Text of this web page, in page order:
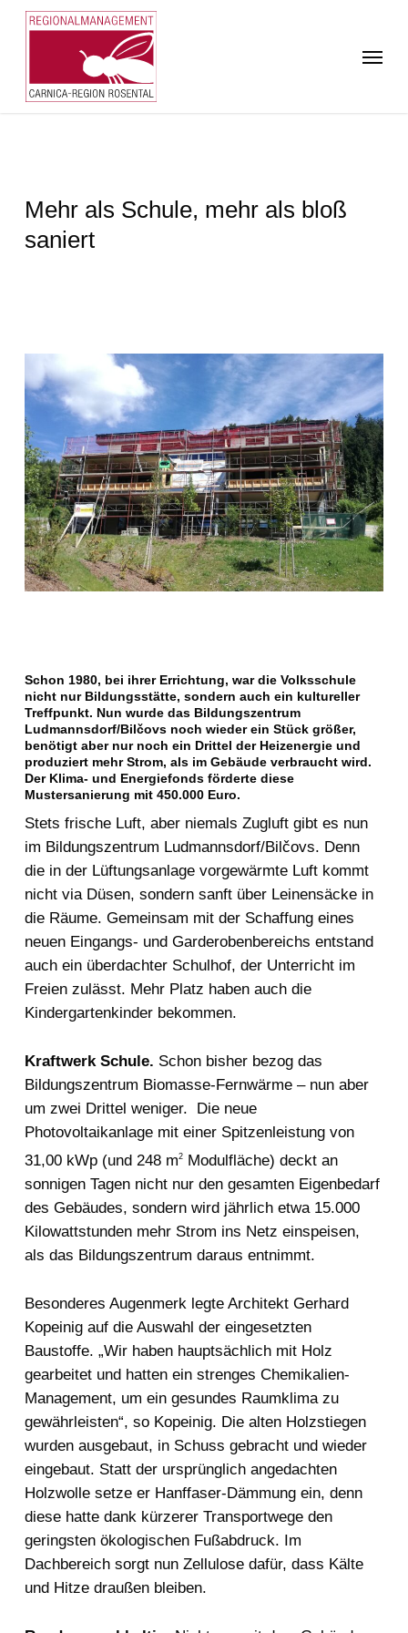
Skip
content
Menu
Mehr als Schule, mehr als bloß
saniert
Schon 1980, bei ihrer Errichtung, war die Volksschule
nicht nur Bildungsstätte, sondern auch ein kultureller
Treffpunkt. Nun wurde das Bildungszentrum
Ludmannsdorf/Bilčovs noch wieder ein Stück größer,
benötigt aber nur noch ein Drittel der Heizenergie und
produziert mehr Strom, als im Gebäude verbraucht wird.
Der Klima- und Energiefonds förderte diese
Mustersanierung mit 450.000 Euro.
Stets frische Luft, aber niemals Zugluft gibt es nun
im Bildungszentrum Ludmannsdorf/Bilčovs. Denn
die in der Lüftungsanlage vorgewärmte Luft kommt
nicht via Düsen, sondern sanft über Leinensäcke in
die Räume. Gemeinsam mit der Schaffung eines
neuen Eingangs- und Garderobenbereichs entstand
auch ein überdachter Schulhof, der Unterricht im
Freien zulässt. Mehr Platz haben auch die
Kindergartenkinder bekommen.
Kraftwerk Schule. Schon bisher bezog das
Bildungszentrum Biomasse-Fernwärme – nun aber
um zwei Drittel weniger. Die neue
Photovoltaikanlage mit einer Spitzenleistung von
31,00 kWp (und 248 m2Modulfläche) deckt an
sonnigen Tagen nicht nur den gesamten Eigenbedarf
des Gebäudes, sondern wird jährlich etwa 15.000
Kilowattstunden mehr Strom ins Netz einspeisen,
als das Bildungszentrum daraus entnimmt.
Besonderes Augenmerk legte Architekt Gerhard
Kopeinig auf die Auswahl der eingesetzten
Baustoffe. „Wir haben hauptsächlich mit Holz
gearbeitet und hatten ein strenges Chemikalien-
Management, um ein gesundes Raumklima zu
gewährleisten“, so Kopeinig. Die alten Holzstiegen
wurden ausgebaut, in Schuss gebracht und wieder
eingebaut. Statt der ursprünglich angedachten
Holzwolle setze er Hanffaser-Dämmung ein, denn
diese hatte dank kürzerer Transportwege den
geringsten ökologischen Fußabdruck. Im
Dachbereich sorgt nun Zellulose dafür, dass Kälte
und Hitze draußen bleiben.